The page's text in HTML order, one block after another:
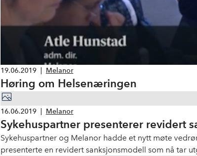
19.06.2019 Melanor
Høring om Helsenæringen
16.06.2019 Melanor
Sykehuspartner presenterer revidert
Sykehuspartner og Melanor hadde et nytt møte
presenterte en revidert sanksjonsmodell som nå tar